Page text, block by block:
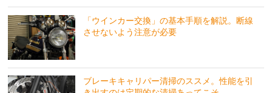
「ウインカー交換」の基本手順を解説。断線
させないよう注意が必要
ブレーキキャリパー清掃のススメ。性能を引